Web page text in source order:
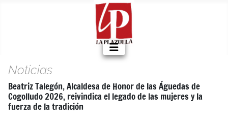
Noticias
Beatriz Talegón, Alcaldesa de Honor de las Águedas de
Cogolludo 2026, reivindica el legado de las mujeres y la
fuerza de la tradición